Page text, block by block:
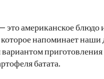
американское блюдо
напоминает
вариантом
батата.